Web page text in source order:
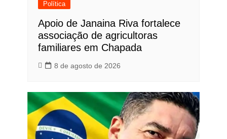
Política
Apoio de Janaina Riva fortalece
associação de agricultoras
familiares em Chapada
8 de agosto de 2026